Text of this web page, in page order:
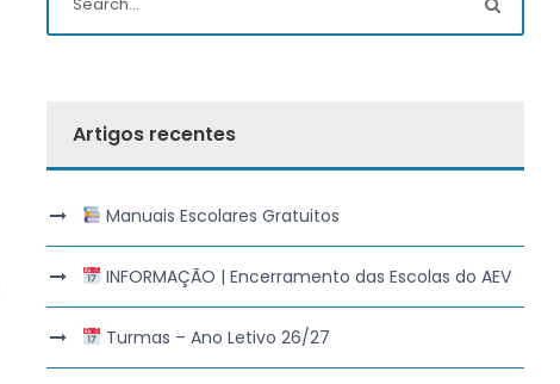
Artigos recentes
Manuais Escolares Gratuitos
INFORMAÇÃO | Encerramento das Escolas do AEV
Turmas – Ano Letivo 26/27